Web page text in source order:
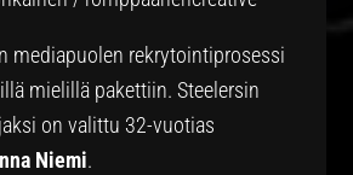
mediapuolen rekrytointiprosessi
mielillä pakettiin. Steelersin
on valittu 32-vuotias
Niemi.